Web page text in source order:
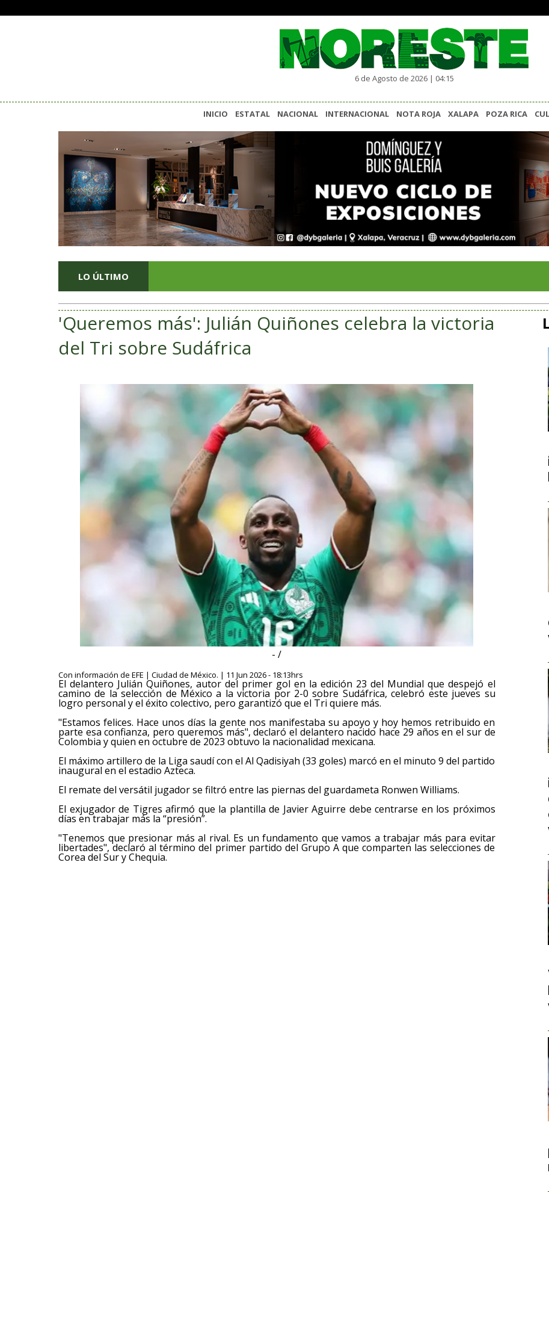
6 de Agosto de 2026 | 04:15
INICIO ESTATAL NACIONAL INTERNACIONAL NOTA ROJA XALAPA POZA RICA
LO ÚLTIMO
​'Queremos más': Julián Quiñones celebra la victoria
del Tri sobre Sudáfrica
- /
Con información de EFE | Ciudad de México. | 11 Jun 2026 - 18:13hrs
El delantero Julián Quiñones, autor del primer gol en la edición 23 del Mundial que despejó el
camino de la selección de México a la victoria por 2-0 sobre Sudáfrica, celebró este jueves su
logro personal y el éxito colectivo, pero garantizó que el Tri quiere más.
"Estamos felices. Hace unos días la gente nos manifestaba su apoyo y hoy hemos retribuido en
parte esa confianza, pero queremos más", declaró el delantero nacido hace 29 años en el sur de
Colombia y quien en octubre de 2023 obtuvo la nacionalidad mexicana.
El máximo artillero de la Liga saudí con el Al Qadisiyah (33 goles) marcó en el minuto 9 del partido
inaugural en el estadio Azteca.
El remate del versátil jugador se filtró entre las piernas del guardameta Ronwen Williams.
El exjugador de Tigres afirmó que la plantilla de Javier Aguirre debe centrarse en los próximos
días en trabajar más la “presión”.
"Tenemos que presionar más al rival. Es un fundamento que vamos a trabajar más para evitar
libertades", declaró al término del primer partido del Grupo A que comparten las selecciones de
Corea del Sur y Chequia.